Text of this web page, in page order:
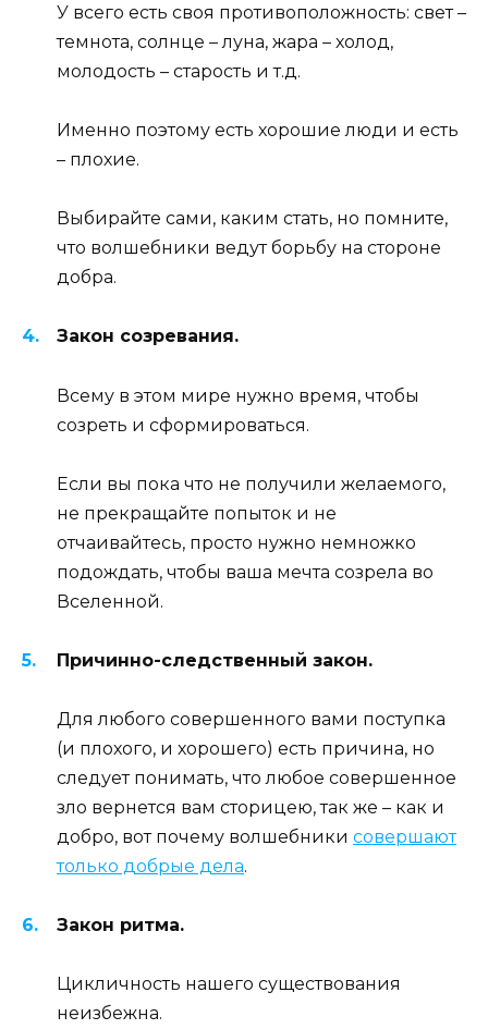
У всего есть своя противоположность: свет –
темнота, солнце – луна, жара – холод,
молодость – старость и т.д.
Именно поэтому есть хорошие люди и есть
– плохие.
Выбирайте сами, каким стать, но помните,
что волшебники ведут борьбу на стороне
добра.
Закон созревания.
Всему в этом мире нужно время, чтобы
созреть и сформироваться.
Если вы пока что не получили желаемого,
не прекращайте попыток и не
отчаивайтесь, просто нужно немножко
подождать, чтобы ваша мечта созрела во
Вселенной.
Причинно-следственный закон.
Для любого совершенного вами поступка
(и плохого, и хорошего) есть причина, но
следует понимать, что любое совершенное
зло вернется вам сторицею, так же – как и
добро, вот почему волшебники совершают
только добрые дела.
Закон ритма.
Цикличность нашего существования
неизбежна.